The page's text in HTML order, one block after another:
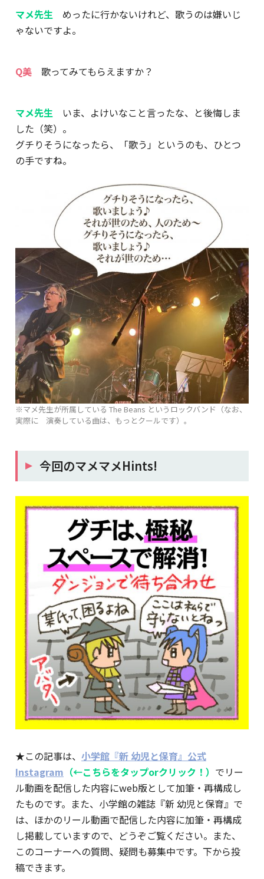
マメ先生 めったに行かないけれど、歌うのは嫌いじ
ゃないですよ。
Q美 歌ってみてもらえますか？
マメ先生 いま、よけいなこと言ったな、と後悔しま
した（笑）。
グチりそうになったら、「歌う」というのも、ひとつ
の手ですね。
※マメ先生が所属している The Beans というロックバンド（なお、
実際に 演奏している曲は、もっとクールです）。
今回のマメマメHints!
★この記事は、 小学館『新 幼児と保育』公式
Instagram （←こちらをタップorクリック！） でリー
ル動画を配信した内容にweb版として加筆・再構成し
たものです。また、小学館の雑誌『新 幼児と保育』で
は、ほかのリール動画で配信した内容に加筆・再構成
し掲載していますので、どうぞご覧ください。また、
このコーナーへの質問、疑問も募集中です。下から投
稿できます。